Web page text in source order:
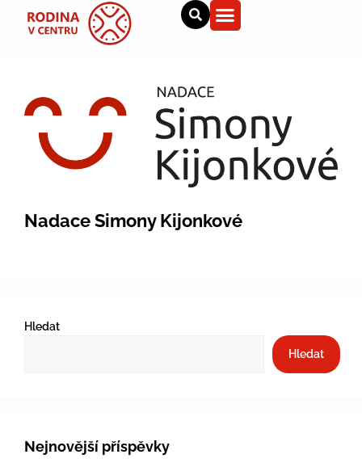
Nadace Simony Kijonkové
Hledat
Hledat
Nejnovější příspěvky